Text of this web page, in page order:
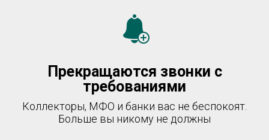
Прекращаются звонки с
требованиями
Коллекторы, МФО и банки вас не беспокоят.
Больше вы никому не должны